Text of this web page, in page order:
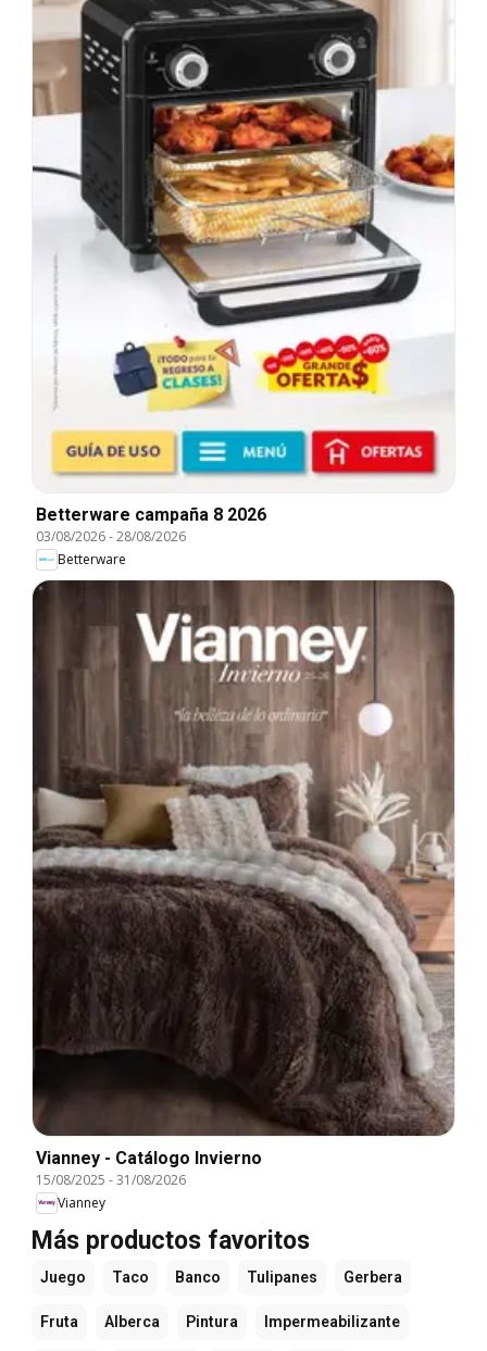
Betterware campaña 8 2026
03/08/2026-28/08/2026
Betterware
Vianney - Catálogo Invierno
15/08/2025 -31/08/2026
Vianney
Más productos favoritos
Juego Taco Banco Tulipanes Gerbera
Fruta Alberca Pintura Impermeabilizante